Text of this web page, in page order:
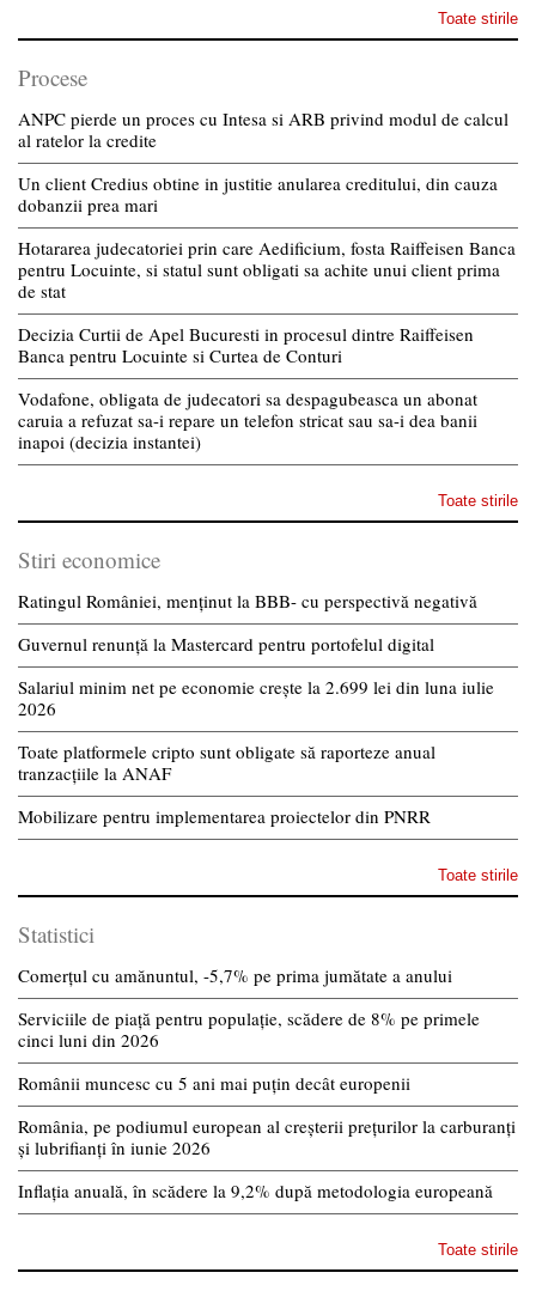
Toate stirile
Procese
ANPC pierde un proces cu Intesa si ARB privind modul de calcul
al ratelor la credite
Un client Credius obtine in justitie anularea creditului, din cauza
dobanzii prea mari
Hotararea judecatoriei prin care Aedificium, fosta Raiffeisen Banca
pentru Locuinte, si statul sunt obligati sa achite unui client prima
de stat
Decizia Curtii de Apel Bucuresti in procesul dintre Raiffeisen
Banca pentru Locuinte si Curtea de Conturi
Vodafone, obligata de judecatori sa despagubeasca un abonat
caruia a refuzat sa-i repare un telefon stricat sau sa-i dea banii
inapoi (decizia instantei)
Toate stirile
Stiri economice
Ratingul României, menținut la BBB- cu perspectivă negativă
Guvernul renunță la Mastercard pentru portofelul digital
Salariul minim net pe economie crește la 2.699 lei din luna iulie
2026
Toate platformele cripto sunt obligate să raporteze anual
tranzacțiile la ANAF
Mobilizare pentru implementarea proiectelor din PNRR
Toate stirile
Statistici
Comerțul cu amănuntul, -5,7% pe prima jumătate a anului
Serviciile de piață pentru populație, scădere de 8% pe primele
cinci luni din 2026
Românii muncesc cu 5 ani mai puțin decât europenii
România, pe podiumul european al creșterii prețurilor la carburanți
și lubrifianți în iunie 2026
Inflația anuală, în scădere la 9,2% după metodologia europeană
Toate stirile